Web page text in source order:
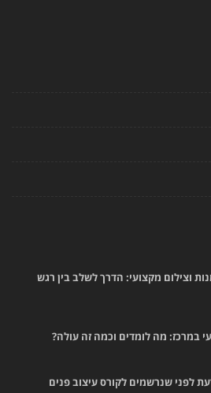
וצילום מקצועי: הדרך לשלב בין רגש
במרכז: מה לומדים וכמה זה עולה?
לפני שנרשמים לקורס עיצוב פנים